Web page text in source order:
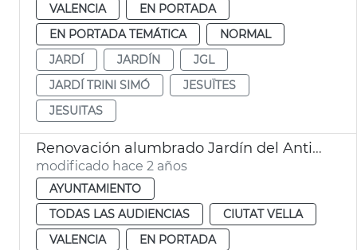
VALENCIA
EN PORTADA
EN PORTADA TEMÁTICA
NORMAL
JARDÍ
JARDÍN
JGL
JARDÍ TRINI SIMÓ
JESUÏTES
JESUITAS
Renovación alumbrado Jardín del Antiguo Hospital
modificado hace 2 años
AYUNTAMIENTO
TODAS LAS AUDIENCIAS
CIUTAT VELLA
VALENCIA
EN PORTADA